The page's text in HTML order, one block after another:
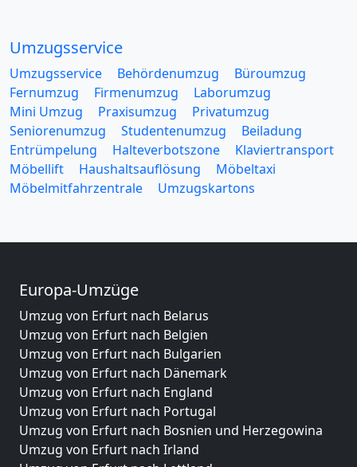
Umzugsservice
Umzugsservice Behördenumzug
Büroumzug
Fernumzug
Firmenumzug
Laborumzug
Mini Umzug
Praxisumzug
Privatumzug
Seniorenumzug
Studentenumzug
Beiladung
Entrümpelung
Halteverbotszone
Klaviertransport
Möbellift
Haushaltsauflösung
Möbeltaxi
Möbelmitfahrzentrale
Umzugskartons
Europa-Umzüge
Umzug von Erfurt nach Belarus
Umzug von Erfurt nach Belgien
Umzug von Erfurt nach Bulgarien
Umzug von Erfurt nach Dänemark
Umzug von Erfurt nach England
Umzug von Erfurt nach Portugal
Umzug von Erfurt nach Bosnien und Herzegowina
Umzug von Erfurt nach Irland